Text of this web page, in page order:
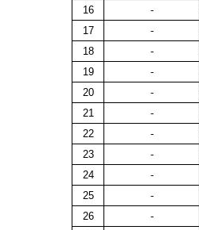
16
-
17
-
18
-
19
-
20
-
21
-
22
-
23
-
24
-
25
-
26
-